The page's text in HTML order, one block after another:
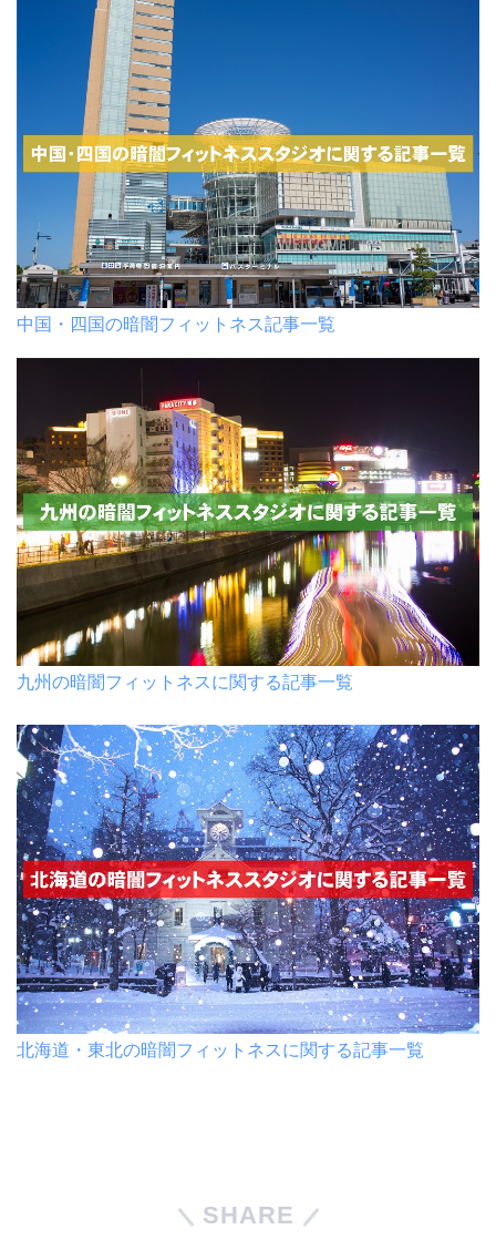
中国・四国の暗闇フィットネス記事一覧
九州の暗闇フィットネスに関する記事一覧
北海道・東北の暗闇フィットネスに関する記事一覧
SHARE